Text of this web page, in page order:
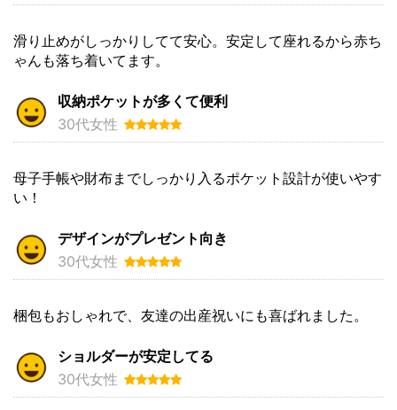
滑り止めがしっかりしてて安心。安定して座れるから赤ち
ゃんも落ち着いてます。
収納ポケットが多くて便利
30代女性
母子手帳や財布までしっかり入るポケット設計が使いやす
い！
デザインがプレゼント向き
30代女性
梱包もおしゃれで、友達の出産祝いにも喜ばれました。
ショルダーが安定してる
30代女性